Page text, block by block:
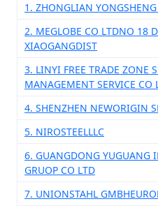
1. ZHONGLIAN YONGSHENG
2. MEGLOBE CO LTDNO 18
XIAOGANGDIST
3. LINYI FREE TRADE ZONE
MANAGEMENT SERVICE CO
4. SHENZHEN NEWORIGIN
5. NIROSTEELLLC
6. GUANGDONG YUGUANG
GRUOP CO LTD
7. UNIONSTAHL